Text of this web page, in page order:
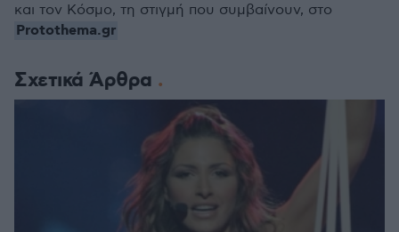
Σχετικά Άρθρα
και τον Κόσμο, τη στιγμή που συμβαίνουν, στο
Protothema.gr